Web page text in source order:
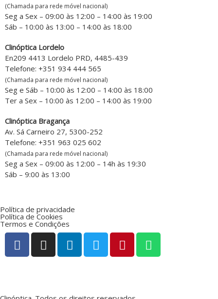
(Chamada para rede móvel nacional)
Seg a Sex – 09:00 às 12:00 – 14:00 às 19:00
Sáb – 10:00 às 13:00 – 14:00 às 18:00
Clinóptica Lordelo
En209 4413 Lordelo PRD, 4485-439
Telefone: +351 934 444 565
(Chamada para rede móvel nacional)
Seg e Sáb – 10:00 às 12:00 – 14:00 às 18:00
Ter a Sex – 10:00 às 12:00 – 14:00 às 19:00
Clinóptica Bragança
Av. Sá Carneiro 27, 5300-252
Telefone: +351 963 025 602
(Chamada para rede móvel nacional)
Seg a Sex – 09:00 às 12:00 – 14h às 19:30
Sáb – 9:00 às 13:00
Política de privacidade
Política de Cookies
Termos e Condições